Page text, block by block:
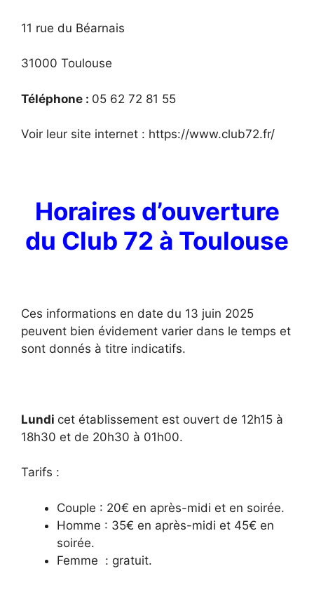
11 rue du Béarnais
31000 Toulouse
Téléphone : 05 62 72 81 55
Voir leur site internet : https://www.club72.fr/
Horaires d’ouverture
du Club 72 à Toulouse
Ces informations en date du 13 juin 2025
peuvent bien évidement varier dans le temps et
sont donnés à titre indicatifs.
Lundi cet établissement est ouvert de 12h15 à
18h30 et de 20h30 à 01h00.
Tarifs :
Couple : 20€ en après-midi et en soirée.
Homme : 35€ en après-midi et 45€ en
soirée.
Femme : gratuit.